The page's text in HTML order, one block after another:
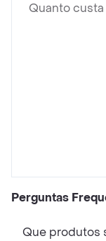
Quanto
Perguntas
Que produtos